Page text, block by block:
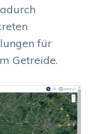
für
Getreide.